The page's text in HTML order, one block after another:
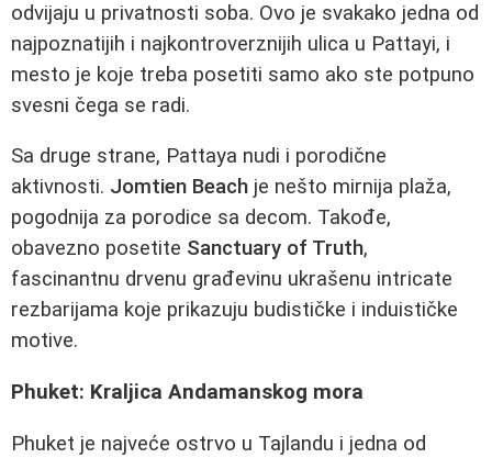
odvijaju u privatnosti soba. Ovo je svakako jedna od
najpoznatijih i najkontroverznijih ulica u Pattayi, i
mesto je koje treba posetiti samo ako ste potpuno
svesni čega se radi.
Sa druge strane, Pattaya nudi i porodične
aktivnosti. Jomtien Beach je nešto mirnija plaža,
pogodnija za porodice sa decom. Takođe,
obavezno posetite Sanctuary of Truth,
fascinantnu drvenu građevinu ukrašenu intricate
rezbarijama koje prikazuju budističke i induističke
motive.
Phuket: Kraljica Andamanskog mora
Phuket je najveće ostrvo u Tajlandu i jedna od